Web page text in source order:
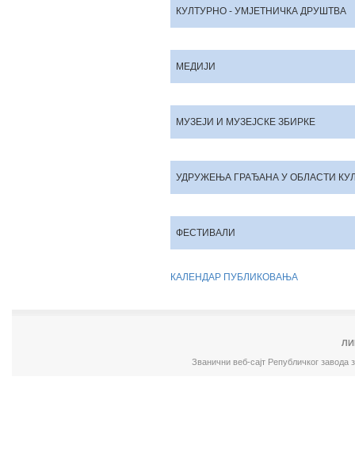
КУЛТУРНО - УМЈЕТНИЧКА ДРУШТВА
МЕДИЈИ
МУЗЕЈИ И МУЗЕЈСКЕ ЗБИРКЕ
УДРУЖЕЊА ГРАЂАНА У ОБЛАСТИ
ФЕСТИВАЛИ
КАЛЕНДАР ПУБЛИКОВАЊА
Званични веб-сајт Републичког